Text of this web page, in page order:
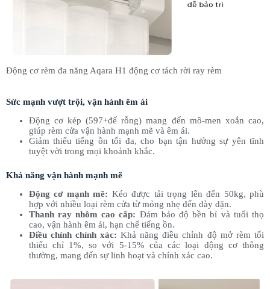
Động cơ rèm đa năng Aqara H1 động cơ tách rời ray rèm
Sức mạnh vượt trội, vận hành êm ái
Động cơ kép (597+đế rỗng) mang đến mô-men xoắn cao,
giúp rèm cửa vận hành mạnh mẽ và êm ái.
Giảm thiểu tiếng ồn tối đa, cho bạn tận hưởng sự yên tĩnh
tuyệt vời trong mọi khoảnh khắc.
Khả năng vận hành mạnh mẽ
Động cơ mạnh mẽ: Kéo được tải trọng lên đến 50kg, phù
hợp với nhiều loại rèm cửa từ mỏng nhẹ đến dày dặn.
Thanh ray nhôm cao cấp: Đảm bảo độ bền bỉ và tuổi thọ
cao, vận hành êm ái, hạn chế tiếng ồn.
Điều chỉnh chính xác: Khả năng điều chỉnh độ mở rèm tối
thiểu chỉ 1%, so với 5-15% của các loại động cơ thông
thường, mang đến sự linh hoạt và chính xác cao.